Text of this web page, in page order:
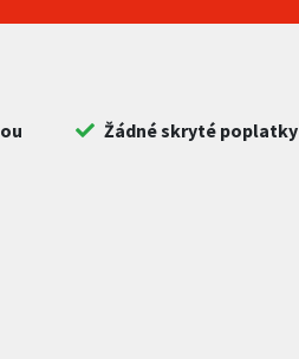
Žádné skryté poplatky